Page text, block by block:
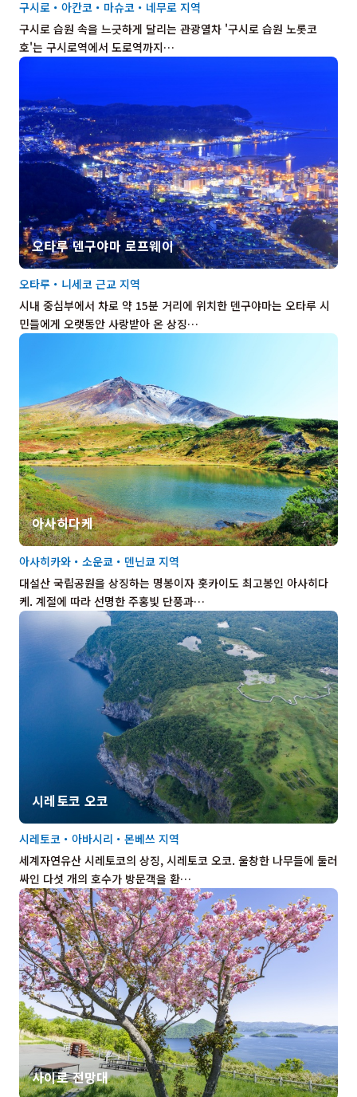
구시로 습원 속을 느긋하게 달리는 관광열차 '구시로 습원 노롯코
호'는 구시로역에서 도로역까지…
구시로・아칸코・마슈코・네무로 지역
오타루 덴구야마 로프웨이
시내 중심부에서 차로 약 15분 거리에 위치한 덴구야마는 오타루 시
민들에게 오랫동안 사랑받아 온 상징…
오타루・니세코 근교 지역
아사히다케
대설산 국립공원을 상징하는 명봉이자 홋카이도 최고봉인 아사히다
케. 계절에 따라 선명한 주홍빛 단풍과…
아사히카와・소운쿄・덴닌쿄 지역
시레토코 오코
세계자연유산 시레토코의 상징, 시레토코 오코. 울창한 나무들에 둘러
싸인 다섯 개의 호수가 방문객을 환…
시레토코・아바시리・몬베쓰 지역
사이로 전망대